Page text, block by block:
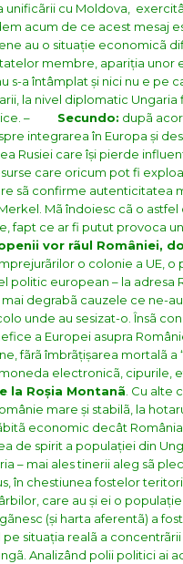
cu Moldova,
acum de ce acest mesaj
au o situație economicã
membre, apariția unor
s-a întâmplat și nici nu e pe
la nivel diplomatic Ungaria
– Secundo: dupã
integrarea în Europa și
Rusiei care își pierde
care oricum pot fi
sã confirme autenticitatea
Mã îndoiesc cã o
fapt ce ar fi putut provoca
vor rãul României,
o colonie a UE, o
european – la adresa
degrabã cauzele ce ne-
unde au sesizat-o. Însã
a Europei asupra
fãrã îmbrãțișarea mortalã a
electronicã, cipurile,
la Roșia Montanã. Cu alte
mare și stabilã, la
economic decât
de spirit a populației din
– mai ales tinerii aleg sã
în chestiunea fostelor
care au și ei o
(și harta aferentã) a
situația realã a
Analizând polii politici ai